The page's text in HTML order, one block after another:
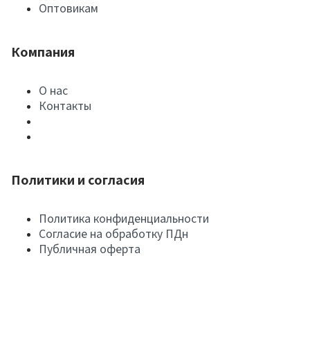
Оптовикам
Компания
О нас
Контакты
Политики и согласия
Политика конфиденциальности
Согласие на обработку ПДн
Публичная оферта